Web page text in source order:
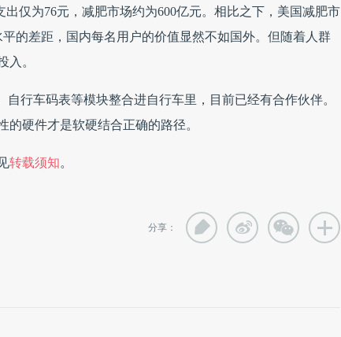
仅为76元，减肥市场约为600亿元。相比之下，美国减肥市
的差距，国内每名用户的价值显然不如国外。但随着人群
入。
行车码表等模块整合进自行车里，目前已经有合作伙伴。
硬件才是软硬结合正确的路径。
转载须知。
分享：